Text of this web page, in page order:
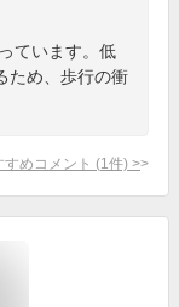
ています。低
ため、歩行の衝
めコメント (1 件) >